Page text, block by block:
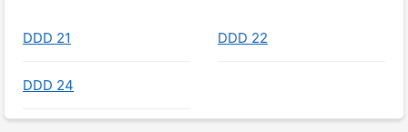
DDD 21 DDD 22
DDD 24